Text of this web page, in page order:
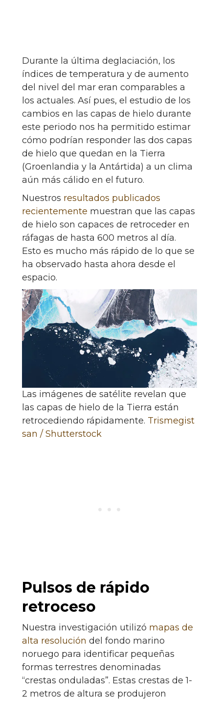
Durante la última deglaciación, los
índices de temperatura y de aumento
del nivel del mar eran comparables a
los actuales. Así pues, el estudio de los
cambios en las capas de hielo durante
este periodo nos ha permitido estimar
cómo podrían responder las dos capas
de hielo que quedan en la Tierra
(Groenlandia y la Antártida) a un clima
aún más cálido en el futuro.
Nuestros resultados publicados
recientemente muestran que las capas
de hielo son capaces de retroceder en
ráfagas de hasta 600 metros al día.
Esto es mucho más rápido de lo que se
ha observado hasta ahora desde el
espacio.
Las imágenes de satélite revelan que
las capas de hielo de la Tierra están
retrocediendo rápidamente. Trismegist
san / Shutterstock
Pulsos de rápido
retroceso
Nuestra investigación utilizó mapas de
alta resolución del fondo marino
noruego para identificar pequeñas
formas terrestres denominadas
“crestas onduladas”. Estas crestas de 1-
2 metros de altura se produjeron